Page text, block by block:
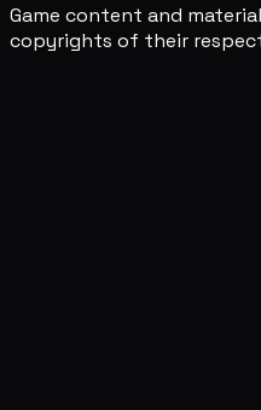
Game content and
copyrights of their